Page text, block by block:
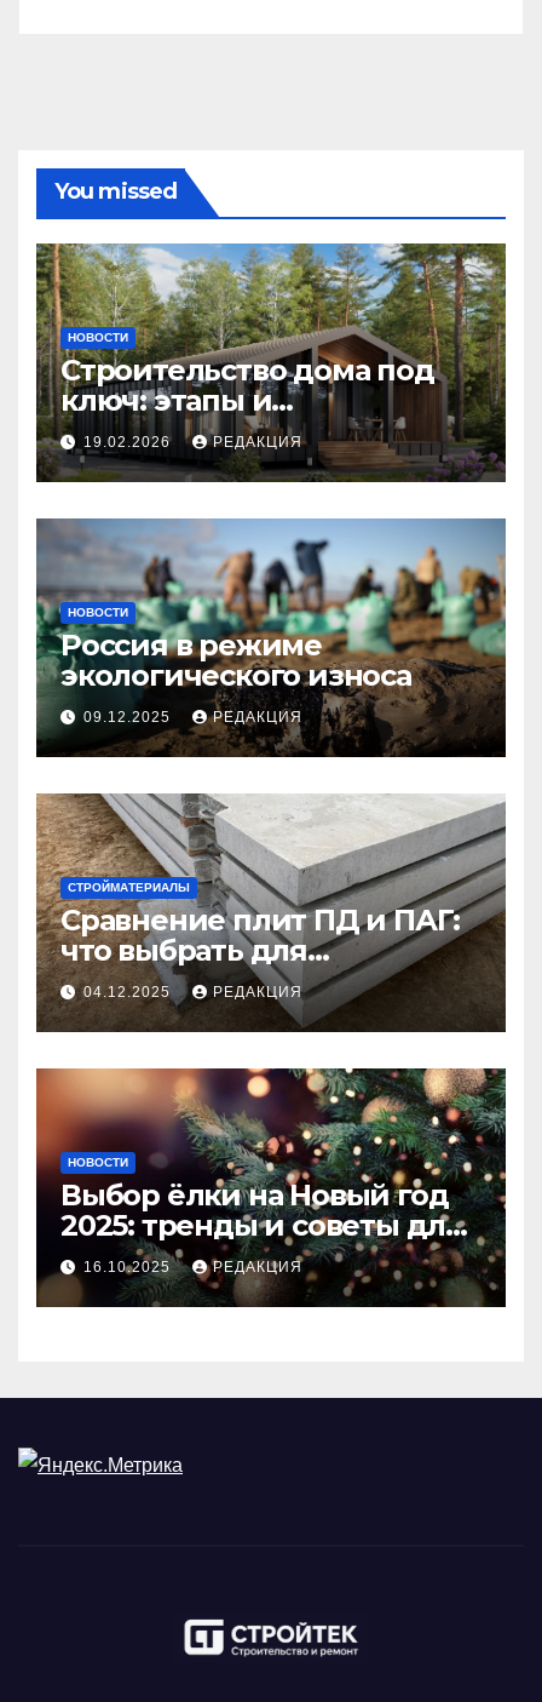
You missed
НОВОСТИ
Строительство дома под
ключ: этапы и
планирование бюджета
19.02.2026 РЕДАКЦИЯ
НОВОСТИ
Россия в режиме
экологического износа
09.12.2025 РЕДАКЦИЯ
СТРОЙМАТЕРИАЛЫ
Сравнение плит ПД и ПАГ:
что выбрать для
долговечного и прочного
покрытия
04.12.2025 РЕДАКЦИЯ
НОВОСТИ
Выбор ёлки на Новый год
2025: тренды и советы для
идеального праздника
16.10.2025 РЕДАКЦИЯ